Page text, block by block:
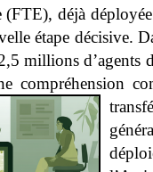
déjà
étape décisive.
millions
compréhension